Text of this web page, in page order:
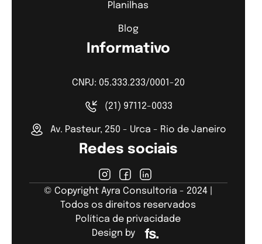
Planilhas
Blog
Informativo
CNPJ: 05.333.233/0001-20
(21) 97112-0033
Av. Pasteur, 250 - Urca - Rio de Janeiro
Redes sociais
© Copyright Ayra Consultoria - 2024 |
Todos os direitos reservados
Política de privacidade
Design by